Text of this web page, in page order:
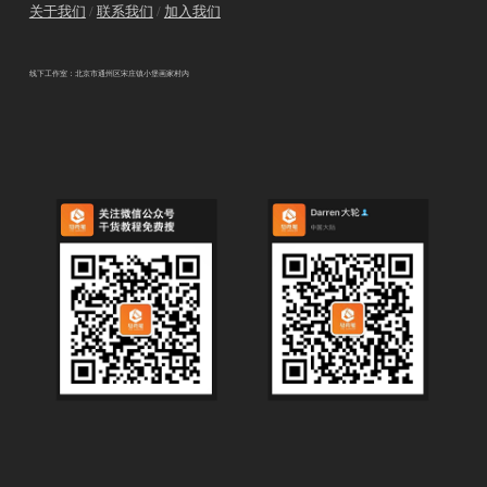
关于我们 / 联系我们 / 加入我们
线下工作室：北京市通州区宋庄镇小堡画家村内